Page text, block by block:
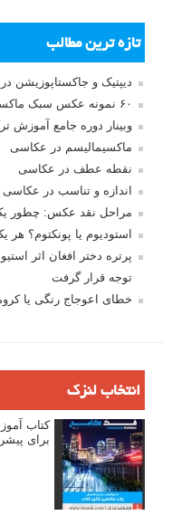
تازه ترین مطالب
دیپتیک و جاکستا‌پوزیشن
۶۰ نمونه عکس سبک ماکسیمالیسم
وبینار دوره جامع
ماکسیمالیسم در عکاسی
نقطه عطف در عکاسی
اندازه و تناسب در عکاسی
مراحل نقد عکس: چطور
استودیوم یا پونکتوم؟
پرتره دختر افغان اثر
توجه قرار گرفت
خطای اعوجاج رنگی یا
انتخاب لنزک
کتاب
برای